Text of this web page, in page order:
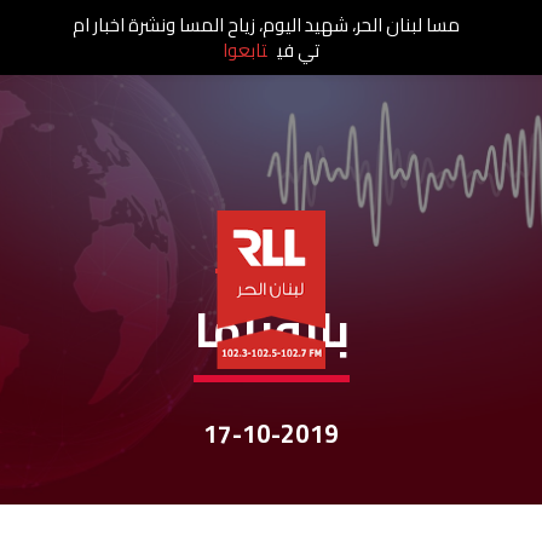
نشرات الأخبار
بانوراما
17-10-2019
مسا لبنان الحر، شهيد اليوم، زياح المسا ونشرة اخبار ام
تي في تابعوا